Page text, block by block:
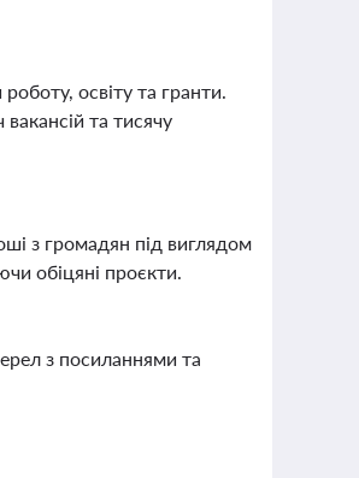
освіту та гранти.
та тисячу
з громадян під виглядом
обіцяні проєкти.
з посиланнями та